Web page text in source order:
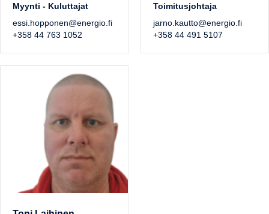
Myynti - Kuluttajat
essi.hopponen@energio.fi
+358 44 763 1052
Toimitusjohtaja
jarno.kautto@energio.fi
+358 44 491 5107